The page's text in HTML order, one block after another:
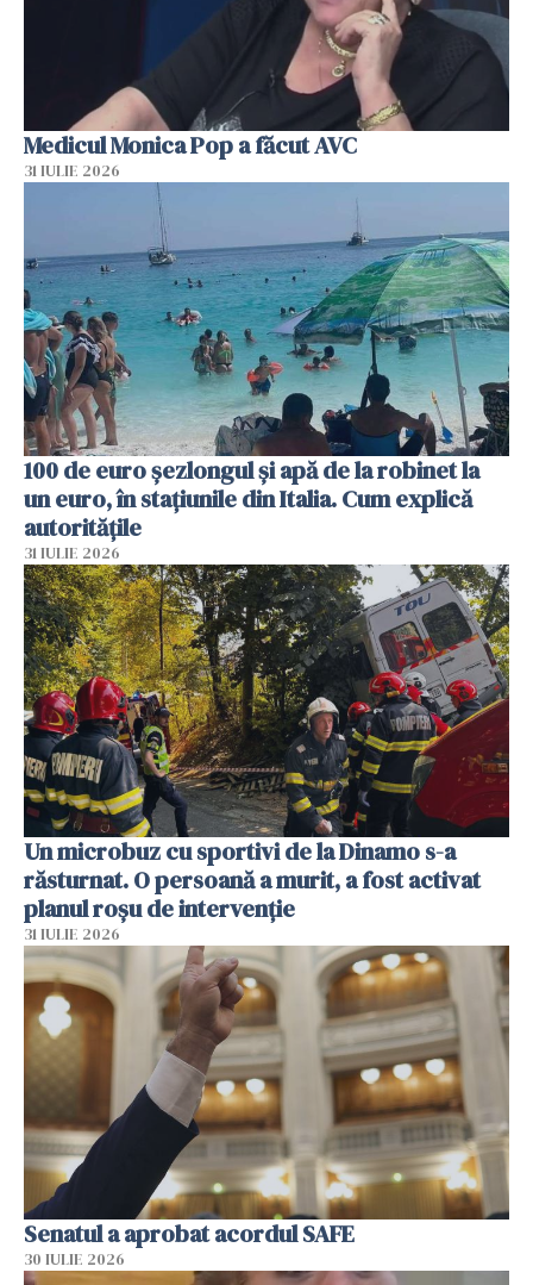
Medicul Monica Pop a făcut AVC
31 IULIE 2026
100 de euro șezlongul și apă de la robinet la
un euro, în stațiunile din Italia. Cum explică
autoritățile
31 IULIE 2026
Un microbuz cu sportivi de la Dinamo s-a
răsturnat. O persoană a murit, a fost activat
planul roșu de intervenție
31 IULIE 2026
Senatul a aprobat acordul SAFE
30 IULIE 2026